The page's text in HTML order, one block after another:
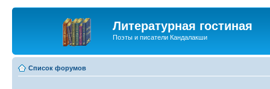
Литературная гостиная
Поэты и писатели Кандалакши
Список форумов